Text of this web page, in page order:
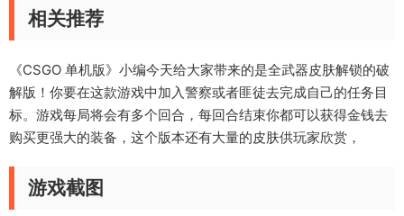
相关推荐
《CSGO 单机版》小编今天给大家带来的是全武器皮肤解锁的破
解版！你要在这款游戏中加入警察或者匪徒去完成自己的任务目
标。游戏每局将会有多个回合，每回合结束你都可以获得金钱去
购买更强大的装备，这个版本还有大量的皮肤供玩家欣赏，
游戏截图